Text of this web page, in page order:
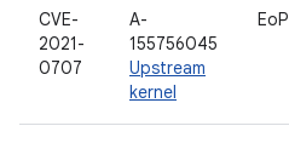
CVE-
2021-
0707
A-
155756045
Upstream
kernel
EoP